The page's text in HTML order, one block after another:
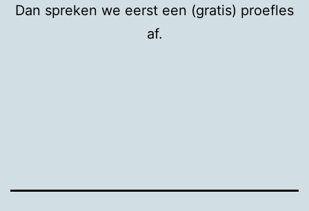
Dan spreken we eerst een (gratis) proefles
af.